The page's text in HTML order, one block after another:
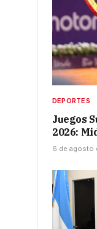
DEPORTES
Juegos
2026:
6 de agosto